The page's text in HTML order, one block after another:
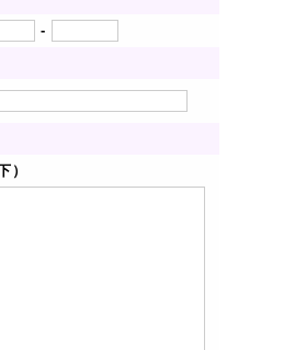
-
）